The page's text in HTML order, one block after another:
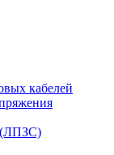
кабелей
(ЛПЗС)